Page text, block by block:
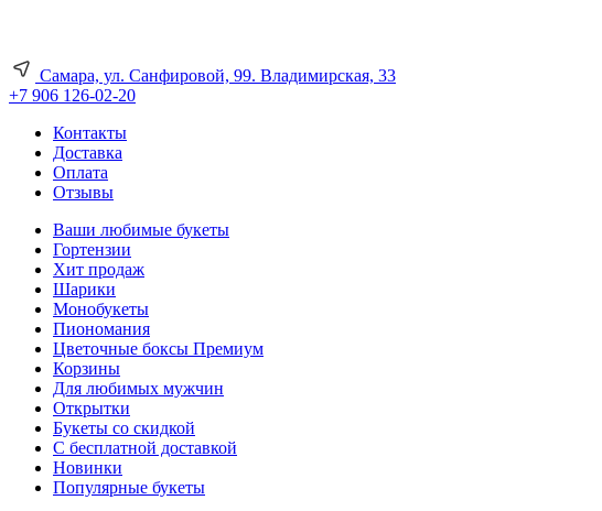
Самара, ул. Санфировой, 99. Владимирская, 33
+7 906 126-02-20
Контакты
Доставка
Оплата
Отзывы
Ваши любимые букеты
Гортензии
Хит продаж
Шарики
Монобукеты
Пиономания
Цветочные боксы Премиум
Корзины
Для любимых мужчин
Открытки
Букеты со скидкой
С бесплатной доставкой
Новинки
Популярные букеты